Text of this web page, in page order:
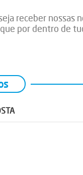
receber nossas
por dentro de